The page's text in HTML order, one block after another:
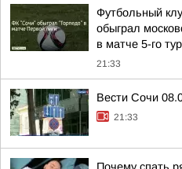
Футбольный
обыграл
в матче 5-го
21:33
Вести Сочи
21:33